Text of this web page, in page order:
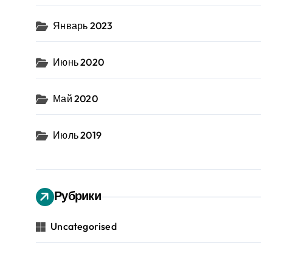
Январь 2023
Июнь 2020
Май 2020
Июль 2019
Рубрики
Uncategorised